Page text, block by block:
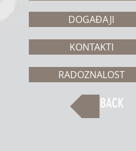
DOGAĐAJI
KONTAKTI
RADOZNALOST
BACK